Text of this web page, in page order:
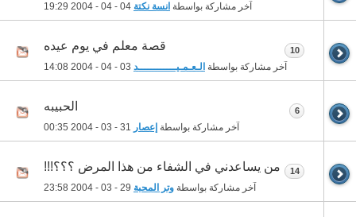
آخر مشاركة بواسطة انسة نكتة 19:29
قصة معلم في يوم عيده
آخر مشاركة بواسطة الـعـمـيــــــــــــد 14:08
10
الحبيبه
آخر مشاركة بواسطة إعصار 00:35
6
من يساعدني في الشفاء من هذا المرض ؟؟؟!!!
آخر مشاركة بواسطة وتر المحبة 23:58
14